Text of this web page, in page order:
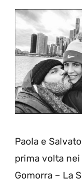
Paola e
prima volta
Gomorra – La